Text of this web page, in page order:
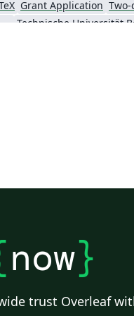
Grant Application
Universidad Tecnológica de Bolívar Technische Universität
now}
trust Overleaf